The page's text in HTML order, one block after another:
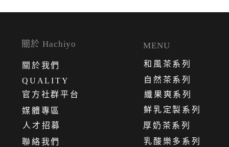
人才招募
關於 Hachiyo
關 於我們
QUALITY
官方社群平台
媒體專區
聯絡我們
乳酸樂多系列
厚奶茶系列
鮮乳定製系列
纖果爽系列
自然茶系列
和風茶系列
MENU